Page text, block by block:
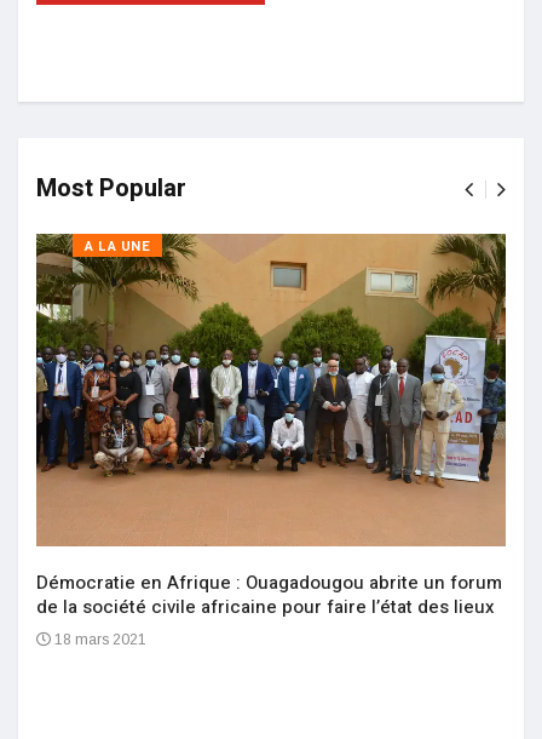
Most Popular
A LA UNE
Démocratie en Afrique : Ouagadougou abrite un forum
de la société civile africaine pour faire l’état des lieux
18 mars 2021